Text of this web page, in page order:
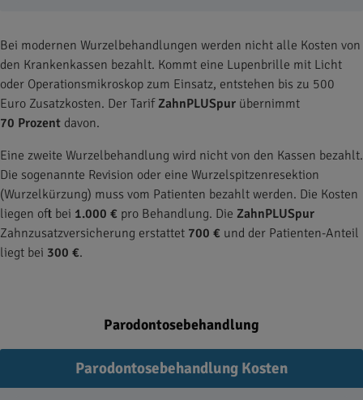
Bei modernen Wurzelbehandlungen werden nicht alle Kosten von
den Krankenkassen bezahlt. Kommt eine Lupenbrille mit Licht
oder Operationsmikroskop zum Einsatz, entstehen bis zu 500
Euro Zusatzkosten. Der TarifZahnPLUSpur übernimmt
70 Prozent davon.
Eine zweite Wurzelbehandlung wird nicht von den Kassen bezahlt.
Die sogenannte Revision oder eine Wurzelspitzenresektion
(Wurzelkürzung) muss vom Patienten bezahlt werden. Die Kosten
liegen oft bei 1.000 € pro Behandlung. Die ZahnPLUSpur
Zahnzusatzversicherung erstattet 700 € und der Patienten-Anteil
liegt bei 300 €.
Parodontosebehandlung
Parodontosebehandlung Kosten